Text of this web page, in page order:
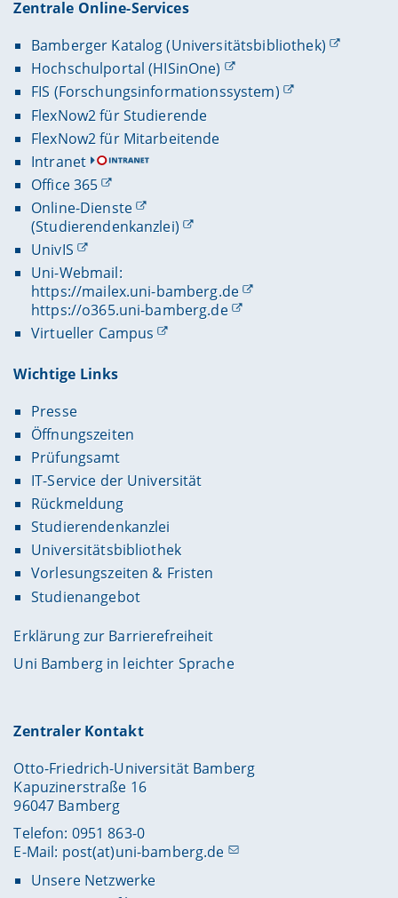
Zentrale Online-Services
Bamberger Katalog (Universitätsbibliothek)
Hochschulportal (HISinOne)
FIS (Forschungsinformationssystem)
FlexNow2 für Studierende
FlexNow2 für Mitarbeitende
Intranet
Office 365
Online-Dienste
(Studierendenkanzlei)
UnivIS
Uni-Webmail:
https://mailex.uni-bamberg.de
https://o365.uni-bamberg.de
Virtueller Campus
Wichtige Links
Presse
Öffnungszeiten
Prüfungsamt
IT-Service der Universität
Rückmeldung
Studierendenkanzlei
Universitätsbibliothek
Vorlesungszeiten & Fristen
Studienangebot
Erklärung zur Barrierefreiheit
Uni Bamberg in leichter Sprache
Zentraler Kontakt
Otto-Friedrich-Universität Bamberg
Kapuzinerstraße 16
96047 Bamberg
Telefon: 0951 863-0
E-Mail: post(at)uni-bamberg.de
Unsere Netzwerke